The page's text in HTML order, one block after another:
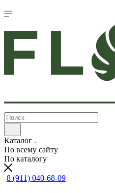
Каталог
По всему сайту
По каталогу
8 (911) 040-68-09